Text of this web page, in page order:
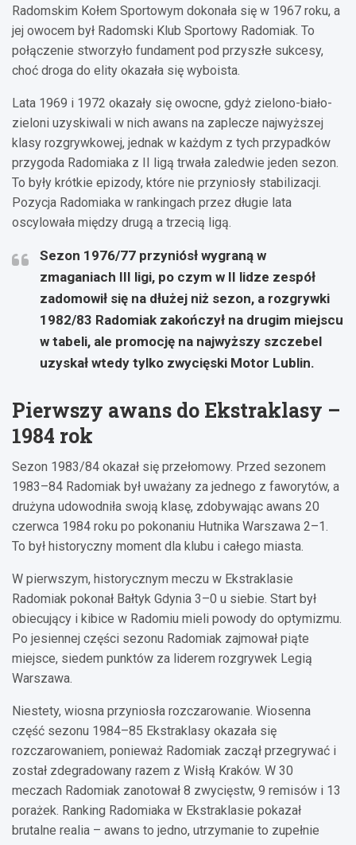
Radomskim Kołem Sportowym dokonała się w 1967 roku, a
jej owocem był Radomski Klub Sportowy Radomiak. To
połączenie stworzyło fundament pod przyszłe sukcesy,
choć droga do elity okazała się wyboista.
Lata 1969 i 1972 okazały się owocne, gdyż zielono-biało-
zieloni uzyskiwali w nich awans na zaplecze najwyższej
klasy rozgrywkowej, jednak w każdym z tych przypadków
przygoda Radomiaka z II ligą trwała zaledwie jeden sezon.
To były krótkie epizody, które nie przyniosły stabilizacji.
Pozycja Radomiaka w rankingach przez długie lata
oscylowała między drugą a trzecią ligą.
Sezon 1976/77 przyniósł wygraną w
zmaganiach III ligi, po czym w II lidze zespół
zadomowił się na dłużej niż sezon, a rozgrywki
1982/83 Radomiak zakończył na drugim miejscu
w tabeli, ale promocję na najwyższy szczebel
uzyskał wtedy tylko zwycięski Motor Lublin.
Pierwszy awans do Ekstraklasy –
1984 rok
Sezon 1983/84 okazał się przełomowy. Przed sezonem
1983–84 Radomiak był uważany za jednego z faworytów, a
drużyna udowodniła swoją klasę, zdobywając awans 20
czerwca 1984 roku po pokonaniu Hutnika Warszawa 2–1.
To był historyczny moment dla klubu i całego miasta.
W pierwszym, historycznym meczu w Ekstraklasie
Radomiak pokonał Bałtyk Gdynia 3–0 u siebie. Start był
obiecujący i kibice w Radomiu mieli powody do optymizmu.
Po jesiennej części sezonu Radomiak zajmował piąte
miejsce, siedem punktów za liderem rozgrywek Legią
Warszawa.
Niestety, wiosna przyniosła rozczarowanie. Wiosenna
część sezonu 1984–85 Ekstraklasy okazała się
rozczarowaniem, ponieważ Radomiak zaczął przegrywać i
został zdegradowany razem z Wisłą Kraków. W 30
meczach Radomiak zanotował 8 zwycięstw, 9 remisów i 13
porażek. Ranking Radomiaka w Ekstraklasie pokazał
brutalne realia – awans to jedno, utrzymanie to zupełnie